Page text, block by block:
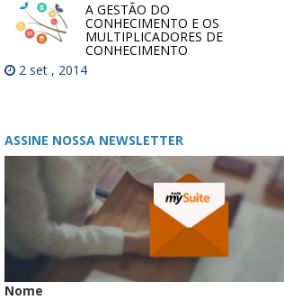
A GESTÃO DO
CONHECIMENTO E OS
MULTIPLICADORES DE
CONHECIMENTO
2 set , 2014
ASSINE NOSSA NEWSLETTER
Nome